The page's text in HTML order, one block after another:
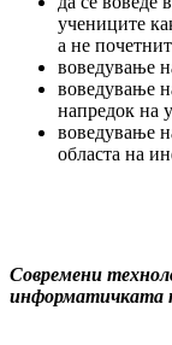
учениците
а не
воведување
воведување
напредок на
воведување
областа на
Современи
информатичката